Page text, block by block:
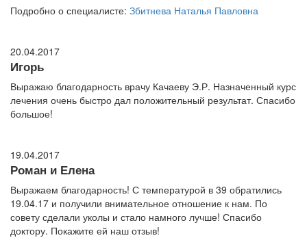
Подробно о специалисте: Збитнева Наталья Павловна
20.04.2017
Игорь
Выражаю благодарность врачу Качаеву Э.Р. Назначенный курс
лечения очень быстро дал положительный результат. Спасибо
большое!
19.04.2017
Роман и Елена
Выражаем благодарность! С температурой в 39 обратились
19.04.17 и получили внимательное отношение к нам. По
совету сделали уколы и стало намного лучше! Спасибо
доктору. Покажите ей наш отзыв!